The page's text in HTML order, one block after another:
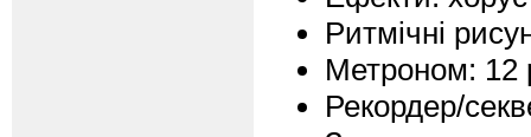
Ритмічні
Метроном: 12
Рекордер/